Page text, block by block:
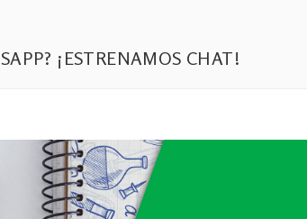
¡ESTRENAMOS CHAT!